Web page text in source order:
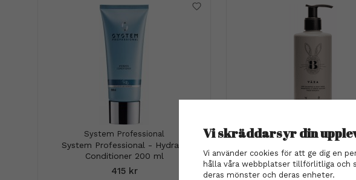
System Professional
System Professional - Hydrate
Conditioner 200 ml
415 kr
Björk
Wash 300 ml
199 kr
Vi skräddarsyr din
Vi använder cookies för att ge dig en
hålla våra webbplatser tillförlitliga och
deras mönster och deras enheter.